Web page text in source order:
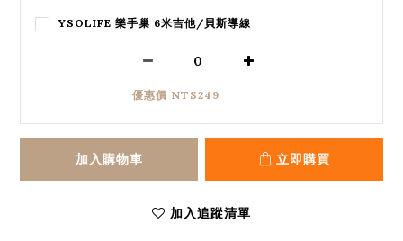
YSOLIFE 樂手巢 6米吉他/貝斯導線
優惠價 NT$249
加入購物車 立即購買
加入追蹤清單